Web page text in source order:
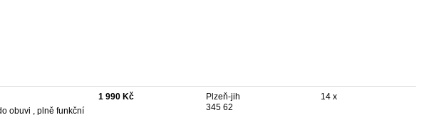
obuvi , plně funkční
1 990 Kč
Plzeň-jih
345 62
14 x